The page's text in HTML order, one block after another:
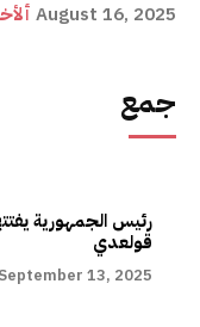
August 16, 2025
جمع
رئيس الجمهورية
قولعدي
September 13, 2025